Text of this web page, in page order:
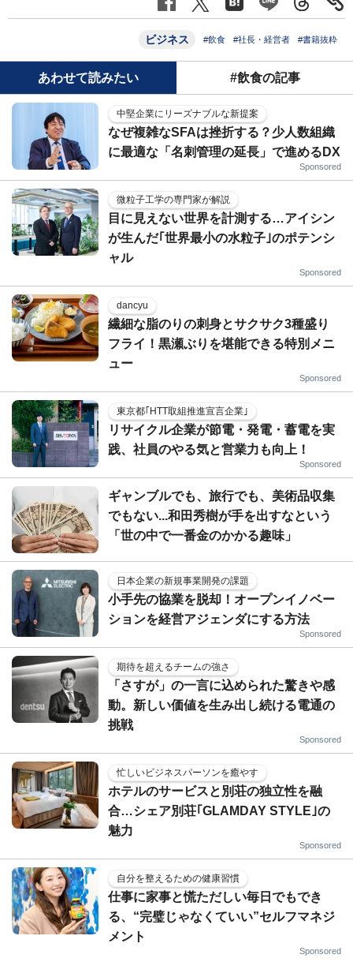
ビジネス #飲食 #社長・経営者 #書籍抜粋
あわせて読みたい #飲食の記事
中堅企業にリーズナブルな新提案
なぜ複雑なSFAは挫折する？少人数組織
に最適な「名刺管理の延長」で進めるDX
Sponsored
微粒子工学の専門家が解説
目に見えない世界を計測する…アイシン
が生んだ｢世界最小の水粒子｣のポテンシ
ャル
Sponsored
dancyu
繊細な脂のりの刺身とサクサク3種盛り
フライ！黒瀬ぶりを堪能できる特別メニ
ュー
Sponsored
東京都｢HTT取組推進宣言企業｣
リサイクル企業が節電・発電・蓄電を実
践、社員のやる気と営業力も向上！
Sponsored
ギャンブルでも、旅行でも、美術品収集
でもない...和田秀樹が手を出すなという
「世の中で一番金のかかる趣味」
日本企業の新規事業開発の課題
小手先の協業を脱却！オープンイノベー
ションを経営アジェンダにする方法
Sponsored
期待を超えるチームの強さ
「さすが」の一言に込められた驚きや感
動。新しい価値を生み出し続ける電通の
挑戦
Sponsored
忙しいビジネスパーソンを癒やす
ホテルのサービスと別荘の独立性を融
合…シェア別荘｢GLAMDAY STYLE｣の
魅力
Sponsored
自分を整えるための健康習慣
仕事に家事と慌ただしい毎日でもでき
る、“完璧じゃなくていい”セルフマネジ
メント
Sponsored